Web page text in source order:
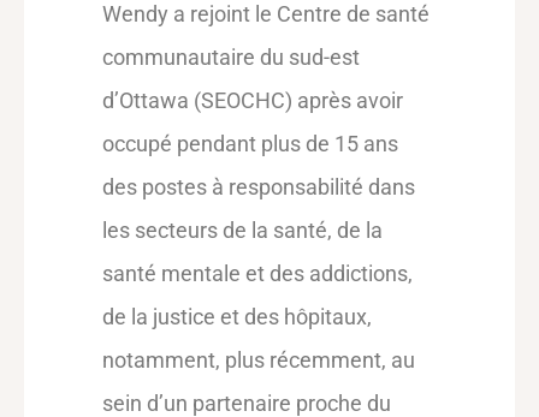
Wendy a rejoint le Centre de santé
communautaire du sud-est
d’Ottawa (SEOCHC) après avoir
occupé pendant plus de 15 ans
des postes à responsabilité dans
les secteurs de la santé, de la
santé mentale et des addictions,
de la justice et des hôpitaux,
notamment, plus récemment, au
sein d’un partenaire proche du